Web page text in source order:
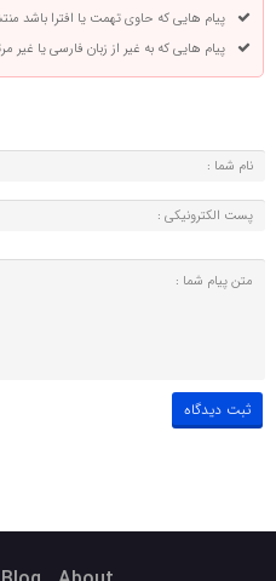
پیام هایی که حاوی تهمت یا افترا باشد
پیام هایی که به غیر از زبان فارسی یا